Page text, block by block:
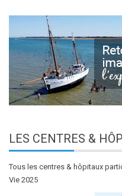
LES CENTRES &
Tous les centres & hôpitaux
Vie 2025